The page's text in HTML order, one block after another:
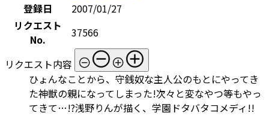
登録日
2007/01/27
リクエスト
No.
37566
リクエスト内容
ひょんなことから、守銭奴な主人公のもとにやってき
た神獣の親になってしまった!次々と変なやつ等もやっ
てきて…!?浅野りんが描く、学園ドタバタコメディ!!